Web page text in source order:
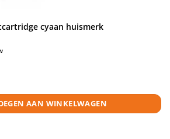
cyaan huismerk
cyaan huismerk aantal
AAN WINKELWAGEN